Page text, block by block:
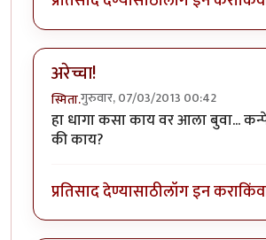
अरेच्चा!
स्मिता.गुरुवार, 07/03/2013 00:42
हा धागा कसा काय वर आला बुवा...
की काय?
प्रतिसाद देण्यासाठीलॉग इन करा